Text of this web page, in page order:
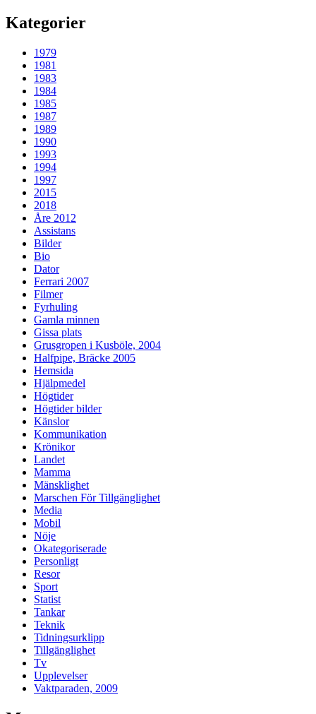
Kategorier
1979
1981
1983
1984
1985
1987
1989
1990
1993
1994
1997
2015
2018
Åre 2012
Assistans
Bilder
Bio
Dator
Ferrari 2007
Filmer
Fyrhuling
Gamla minnen
Gissa plats
Grusgropen i Kusböle, 2004
Halfpipe, Bräcke 2005
Hemsida
Hjälpmedel
Högtider
Högtider bilder
Känslor
Kommunikation
Krönikor
Landet
Mamma
Mänsklighet
Marschen För Tillgänglighet
Media
Mobil
Nöje
Okategoriserade
Personligt
Resor
Sport
Statist
Tankar
Teknik
Tidningsurklipp
Tillgänglighet
Tv
Upplevelser
Vaktparaden, 2009